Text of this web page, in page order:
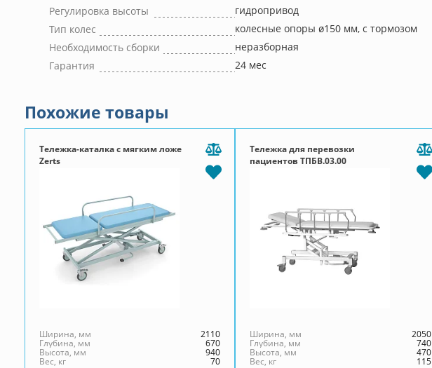
Регулировка высоты
гидропривод
Тип колес
колесные опоры ø150 мм, с тормозом
Необходимость сборки
неразборная
Гарантия
24 мес
Похожие товары
Тележка-каталка с мягким ложе
Zerts
Ширина, мм 2110
Глубина, мм 670
Высота, мм 940
Вес, кг
70
Тележка для перевозки
пациентов ТПБВ.03.00
Ширина, мм 2050
Глубина, мм 740
Высота, мм 470
Вес, кг
115